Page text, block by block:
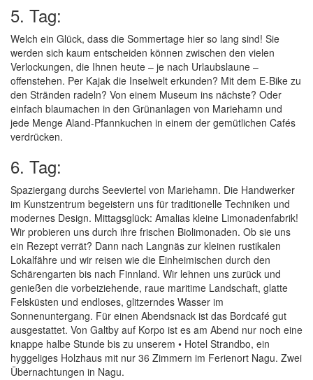
5. Tag:
Welch ein Glück, dass die Sommertage hier so lang sind! Sie
werden sich kaum entscheiden können zwischen den vielen
Verlockungen, die Ihnen heute – je nach Urlaubslaune –
offenstehen. Per Kajak die Inselwelt erkunden? Mit dem E-Bike zu
den Stränden radeln? Von einem Museum ins nächste? Oder
einfach blaumachen in den Grünanlagen von Mariehamn und
jede Menge Aland-Pfannkuchen in einem der gemütlichen Cafés
verdrücken.
6. Tag:
Spaziergang durchs Seeviertel von Mariehamn. Die Handwerker
im Kunstzentrum begeistern uns für traditionelle Techniken und
modernes Design. Mittagsglück: Amalias kleine Limonadenfabrik!
Wir probieren uns durch ihre frischen Biolimonaden. Ob sie uns
ein Rezept verrät? Dann nach Langnäs zur kleinen rustikalen
Lokalfähre und wir reisen wie die Einheimischen durch den
Schärengarten bis nach Finnland. Wir lehnen uns zurück und
genießen die vorbeiziehende, raue maritime Landschaft, glatte
Felsküsten und endloses, glitzerndes Wasser im
Sonnenuntergang. Für einen Abendsnack ist das Bordcafé gut
ausgestattet. Von Galtby auf Korpo ist es am Abend nur noch eine
knappe halbe Stunde bis zu unserem • Hotel Strandbo, ein
hyggeliges Holzhaus mit nur 36 Zimmern im Ferienort Nagu. Zwei
Übernachtungen in Nagu.